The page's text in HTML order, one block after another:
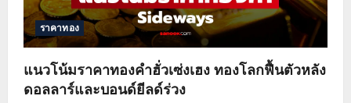
ราคาทอง
แนวโน้มราคาทองคำฮั่วเซ่งเฮง ทองโลกฟื้นตัวหลัง
ดอลลาร์และบอนด์ยีลด์ร่วง